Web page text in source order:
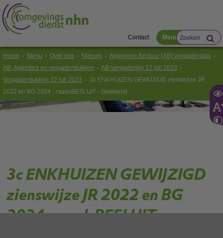
Contact Menu
Home Menu Over ons Nieuws
Algemeen Bestuur (AB) vergaderdata
AB: Agenda's en vergaderstukken
AB-vergadering 12 juli 2023
Vergaderstukken 12 juli 2023
3c ENKHUIZEN GEWIJZIGD zienswijze JR
2022 en BG 2024 - raadsBESLUIT - Getekend
3c ENKHUIZEN GEWIJZIGD
zienswijze JR 2022 en BG
2024 - raadsBESLUIT -